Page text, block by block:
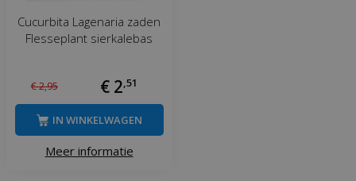
Cucurbita Lagenaria zaden
Flesseplant sierkalebas
€2,95 € 2,51
Meer informatie
IN WINKELWAGEN